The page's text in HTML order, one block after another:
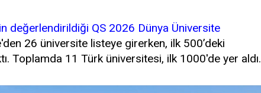
değerlendirildiği QS 2026 Dünya Üniversite
26 üniversite listeye girerken, ilk 500’deki
Toplamda 11 Türk üniversitesi, ilk 1000'de yer aldı.